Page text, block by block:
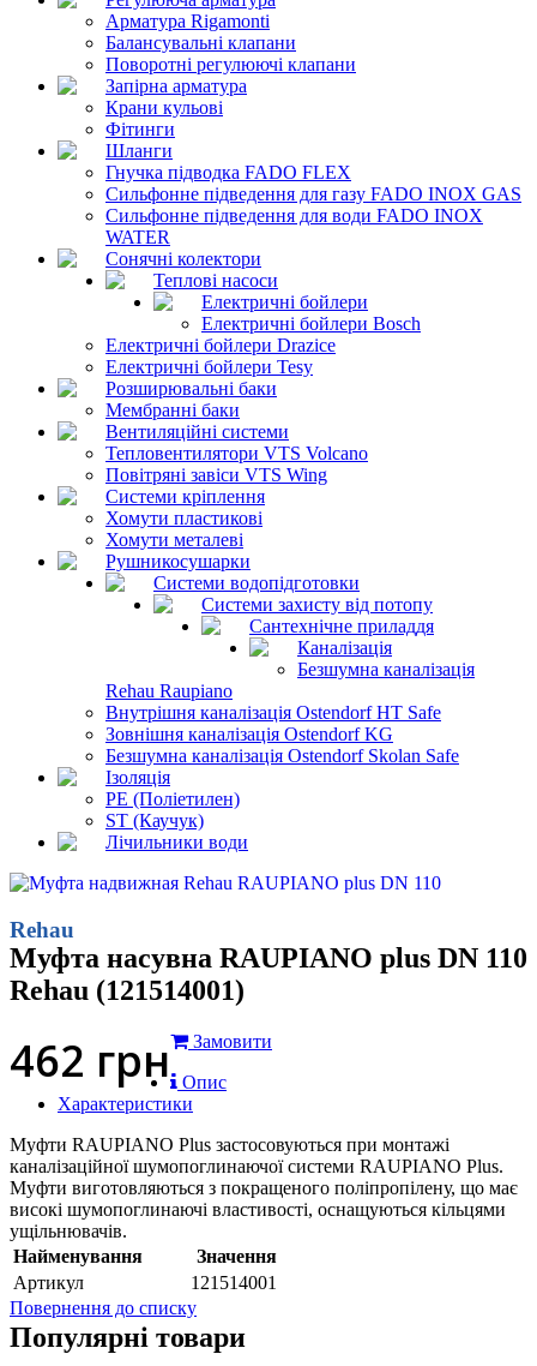
Арматура Rigamonti
Балансувальні клапани
Поворотні регулюючі клапани
Запірна арматура
Крани кульові
Фітинги
Шланги
Гнучка підводка FADO FLEX
Сильфонне підведення для газу FADO INOX GAS
Сильфонне підведення для води FADO INOX
WATER
Сонячні колектори
Теплові насоси
Електричні бойлери
Електричні бойлери Bosch
Електричні бойлери Drazice
Електричні бойлери Tesy
Розширювальні баки
Мембранні баки
Вентиляційні системи
Тепловентилятори VTS Volcano
Повітряні завіси VTS Wing
Системи кріплення
Хомути пластикові
Хомути металеві
Рушникосушарки
Системи водопідготовки
Системи захисту від потопу
Сантехнічне приладдя
Каналізація
Безшумна каналізація
Rehau Raupiano
Внутрішня каналізація Ostendorf HT Safe
Зовнішня каналізація Ostendorf KG
Безшумна каналізація Ostendorf Skolan Safe
Ізоляція
PE (Поліетилен)
ST (Каучук)
Лічильники води
Rehau
Муфта насувна RAUPIANO plus DN 110
Rehau (121514001)
462 грн
Замовити
Опис
Характеристики
Муфти RAUPIANO Plus застосовуються при монтажі
каналізаційної шумопоглинаючої системи RAUPIANO Plus.
Муфти виготовляються з покращеного поліпропілену, що має
високі шумопоглинаючі властивості, оснащуються кільцями
ущільнювачів.
Найменування
Значення
Артикул
121514001
Повернення до списку
Популярні товари